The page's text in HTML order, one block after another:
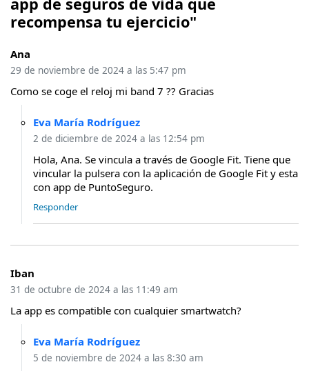
app de seguros de vida que
recompensa tu ejercicio"
Ana
29 de noviembre de 2024 a las 5:47 pm
Como se coge el reloj mi band 7 ?? Gracias
Eva María Rodríguez
2 de diciembre de 2024 a las 12:54 pm
Hola, Ana. Se vincula a través de Google Fit. Tiene que
vincular la pulsera con la aplicación de Google Fit y esta
con app de PuntoSeguro.
Responder
Iban
31 de octubre de 2024 a las 11:49 am
La app es compatible con cualquier smartwatch?
Eva María Rodríguez
5 de noviembre de 2024 a las 8:30 am